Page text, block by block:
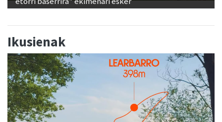
Ikusienak